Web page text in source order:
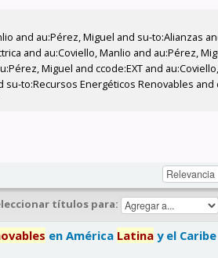
and au:Pérez, Miguel and su-to:Alianzas
and au:Coviello, Manlio and au:Pérez,
Miguel and ccode:EXT and
to:Recursos Energéticos Renovables and
títulos para:
en América Latina y el Caribe